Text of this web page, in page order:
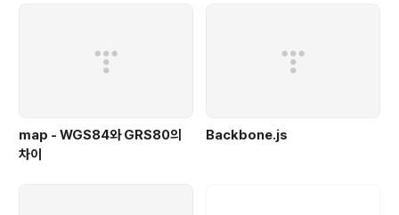
map - WGS84와 GRS80의
차이
Backbone.js